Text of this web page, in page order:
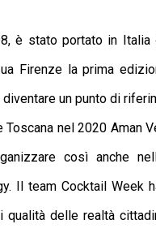
è stato portato in Italia
Firenze la prima
un punto di
nel 2020 Aman
così anche
Il team Cocktail Week
delle realtà